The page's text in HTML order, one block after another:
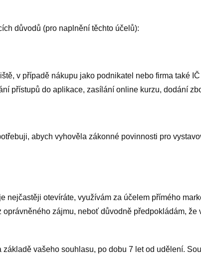
důvodů (pro naplnění těchto účelů):
v případě nákupu jako podnikatel nebo firma také
přístupů do aplikace, zasílání online kurzu, dodání
abych vyhověla zákonné povinnosti pro
nejčastěji otevíráte, využívám za účelem přímého
zájmu, neboť důvodně předpokládám, že
vašeho souhlasu, po dobu 7 let od udělení.